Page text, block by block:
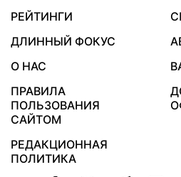
РЕЙТИНГИ
ДЛИННЫЙ ФОКУС
О НАС
ПРАВИЛА
ПОЛЬЗОВАНИЯ
САЙТОМ
РЕДАКЦИОННАЯ
ПОЛИТИКА